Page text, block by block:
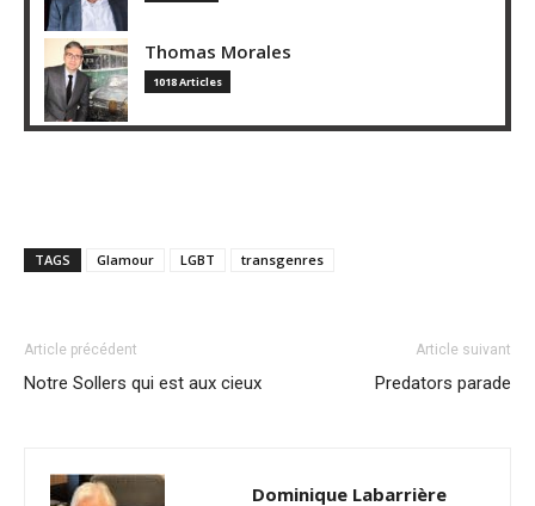
Thomas Morales
1018 Articles
TAGS Glamour LGBT transgenres
Article précédent
Notre Sollers qui est aux cieux
Article suivant
Predators parade
Dominique Labarrière